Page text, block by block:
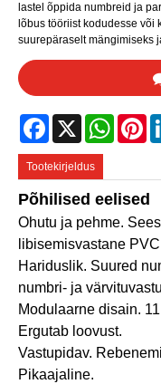
lastel õppida numbreid ja
lõbus tööriist kodudesse või
suurepäraselt mängimiseks
Facebook
X WhatsApp
Tootekirjeldus
Põhilised eelised
Ohutu ja pehme.
libisemisvastane
Hariduslik. Suured
numbri- ja
Modulaarne disain.
Ergutab loovust.
Vastupidav.
Pikaajaline.